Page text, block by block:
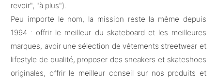
revoir", "à plus").
Peu importe le nom, la mission reste la même depuis
1994 : offrir le meilleur du skateboard et les meilleures
marques, avoir une sélection de vêtements streetwear et
lifestyle de qualité, proposer des sneakers et skateshoes
originales, offrir le meilleur conseil sur nos produits et